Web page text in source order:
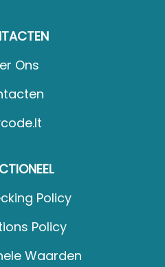
Ons
Policy
Policy
Waarden